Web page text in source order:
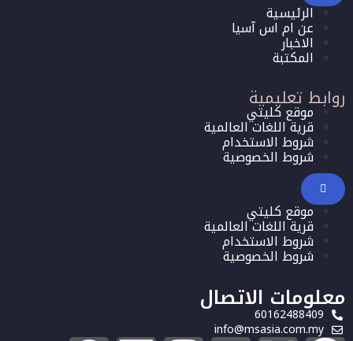
الرئيسية
عن ام اس آسيا
الاخبار
المكتبة
روابط تعليمية
موقع كليتي
قرية اللغات العالمية
شروط الاستخدام
شروط الخصوصية
موقع كليتي
قرية اللغات العالمية
شروط الاستخدام
شروط الخصوصية
معلومات الاتصال
60162488409
info@msasia.com.my